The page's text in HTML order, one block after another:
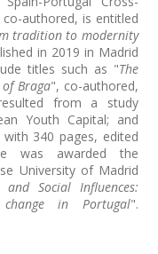
authored, is entitled
tradition to modernity
in 2019 in Madrid
titles such as "The
Braga", co-authored,
from a study
Youth Capital; and
with 340 pages, edited
was awarded the
University of Madrid
and Social Influences:
in Portugal".